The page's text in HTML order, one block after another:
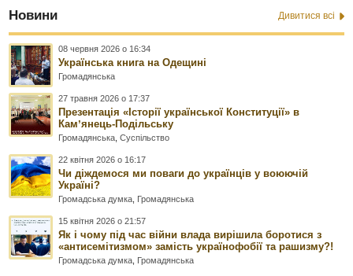
Новини Дивитися всі
08 червня 2026 о 16:34
Українська книга на Одещині
Громадянська
27 травня 2026 о 17:37
Презентація «Історії української Конституції» в
Камʼянець-Подільську
Громадянська ,Суспільство
22 квітня 2026 о 16:17
Чи діждемося ми поваги до українців у воюючій
Україні?
Громадська думка Громадянська
15 квітня 2026 о 21:57
Як і чому під час війни влада вирішила боротися з
«антисемітизмом» замість українофобії та рашизму?!
Громадська думка Громадянська